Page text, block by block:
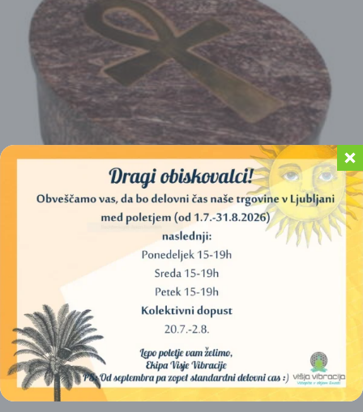
MARMORNA OVALNA POSODA S SIMBOLOM ANKH
12,00€
DODAJ V KOŠARICO